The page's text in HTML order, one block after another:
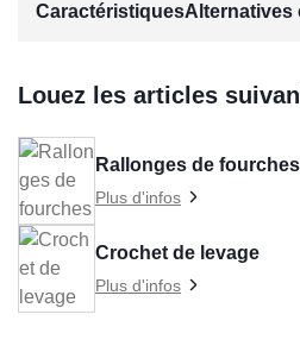
CaractéristiquesAlternatives
Louez les articles
Rallonges de fourches
Plus d'infos
Crochet de levage
Plus d'infos